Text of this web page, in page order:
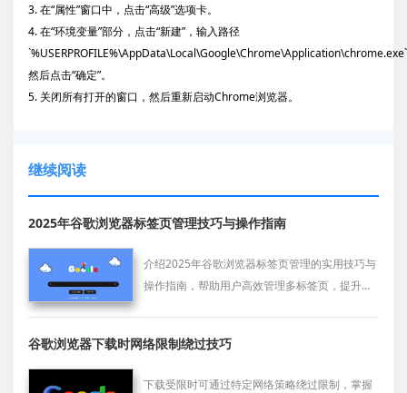
3. 在“属性”窗口中，点击“高级”选项卡。
4. 在“环境变量”部分，点击“新建”，输入路径
然后点击“确定”。
5. 关闭所有打开的窗口，然后重新启动Chrome浏览器。
继续阅读
2025年谷歌浏览器标签页管理技巧与操作指南
介绍2025年谷歌浏览器标签页管理的实用技巧与
操作指南，帮助用户高效管理多标签页，提升浏
谷歌浏览器下载时网络限制绕过技巧
下载受限时可通过特定网络策略绕过限制，掌握